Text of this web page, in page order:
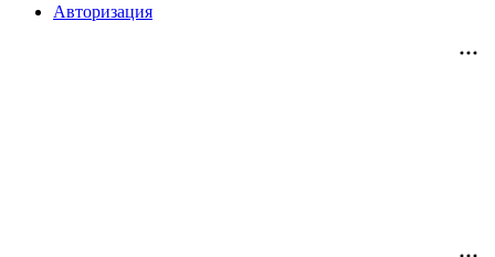
Авторизация